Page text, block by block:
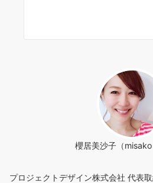
櫻居美沙子（misako
プロジェクトデザイン株式会社 代表